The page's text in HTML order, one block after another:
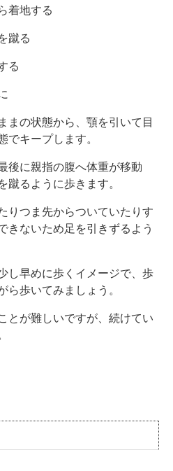
着地する
蹴る
る
まの状態から、顎を引いて目
でキープします。
後に親指の腹へ体重が移動
蹴るように歩きます。
りつま先からついていたりす
きないため足を引きずるよう
し早めに歩くイメージで、歩
ら歩いてみましょう。
とが難しいですが、続けてい